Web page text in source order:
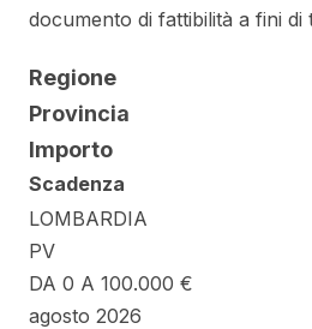
documento di fattibilità a fini di
Regione
Provincia
Importo
Scadenza
LOMBARDIA
PV
DA 0 A 100.000 €
agosto 2026